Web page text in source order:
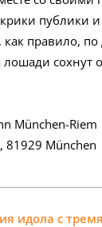
публики
правило, по
сохнут
München-Riem
81929 München
идола с